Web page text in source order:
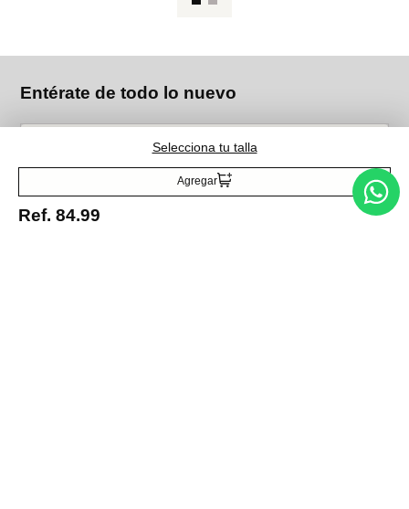
Selecciona tu talla
Agregar
Ref. 84.99
Entérate de todo lo nuevo
Acepto la política de tratamiento de datos personales Suscribirse